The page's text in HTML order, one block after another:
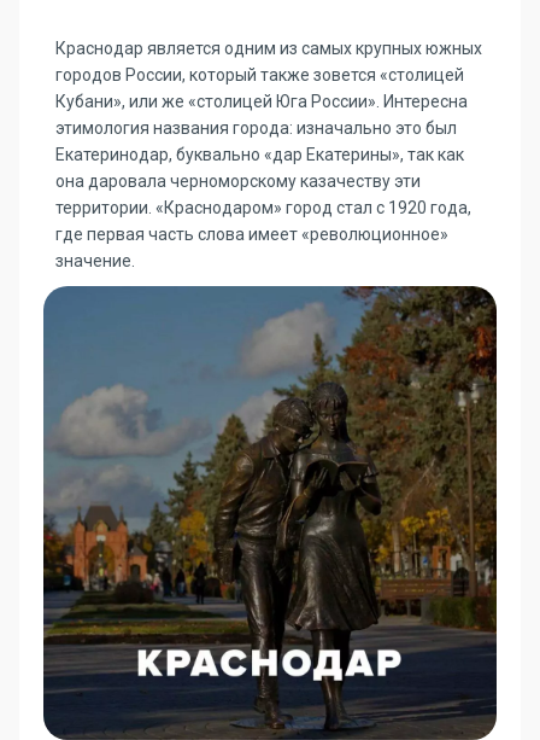
Краснодар является одним из самых крупных южных
городов России, который также зовется «столицей
Кубани», или же «столицей Юга России». Интересна
этимология названия города: изначально это был
Екатеринодар, буквально «дар Екатерины», так как
она даровала черноморскому казачеству эти
территории. «Краснодаром» город стал с 1920 года,
где первая часть слова имеет «революционное»
значение.